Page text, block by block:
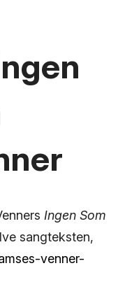
Ingen Som
sangteksten,
venner-